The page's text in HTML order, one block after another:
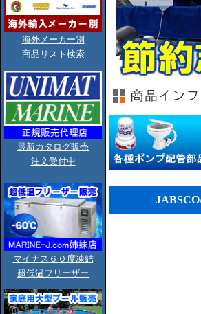
海外メーカー別
商品リスト検索
最新カタログ販売
注文受付中
マイナス６０度凍結
超低温フリーザー